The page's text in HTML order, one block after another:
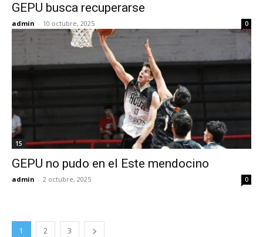
GEPU busca recuperarse
admin - 10 octubre, 2025 0
15
GEPU no pudo en el Este mendocino
admin - 2 octubre, 2025 0
1 2 3